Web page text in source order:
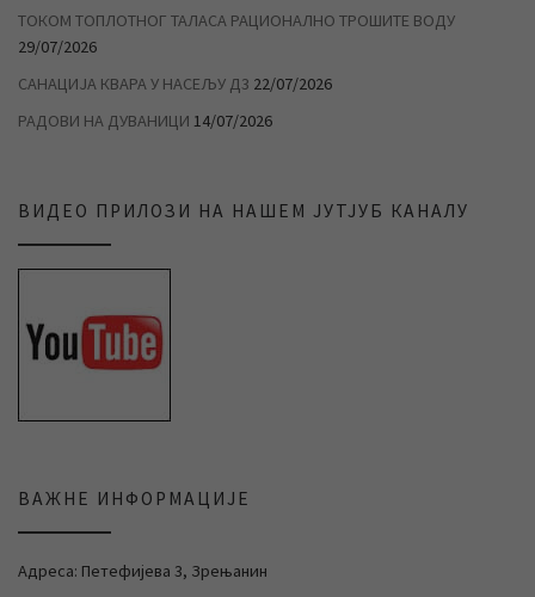
ТОКОМ ТОПЛОТНОГ ТАЛАСА РАЦИОНАЛНО ТРОШИТЕ ВОДУ
29/07/2026
САНАЦИЈА КВАРА У НАСЕЉУ Д3 22/07/2026
РАДОВИ НА ДУВАНИЦИ 14/07/2026
ВИДЕО ПРИЛОЗИ НА НАШЕМ ЈУТЈУБ КАНАЛУ
ВАЖНЕ ИНФОРМАЦИЈЕ
Адреса: Петефијева 3, Зрењанин